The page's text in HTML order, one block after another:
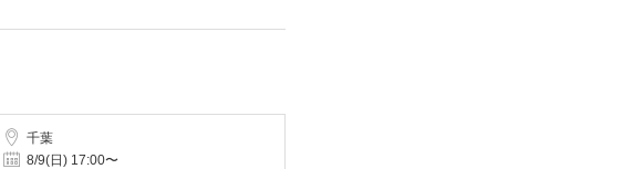
千葉
8/9(日) 17:00〜